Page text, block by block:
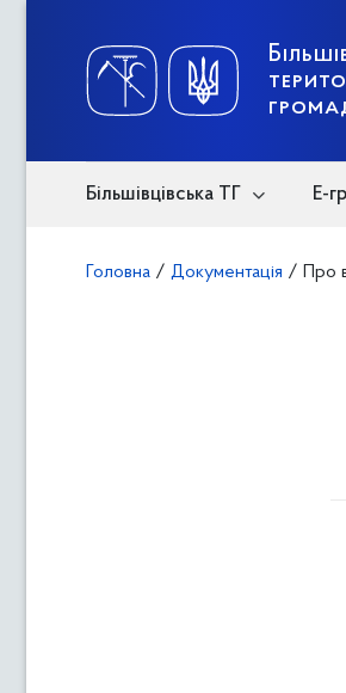
Більшівцівська ТГ Е-
Головна / Документація / Про